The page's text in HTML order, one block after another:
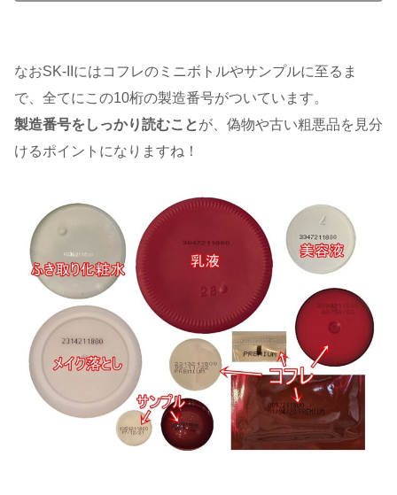
なおSK-IIにはコフレのミニボトルやサンプルに至るま
で、全てにこの10桁の製造番号がついています。
製造番号をしっかり読むことが、偽物や古い粗悪品を見分
けるポイントになりますね！